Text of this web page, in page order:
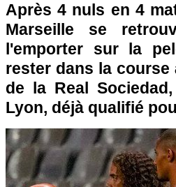
Après 4 nuls en 4
Marseille se
l'emporter sur la
rester dans la
de la Real
Lyon, déjà qualifié